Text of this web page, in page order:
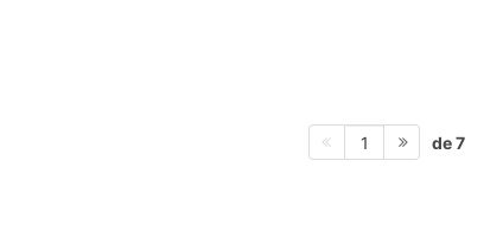
1 de 7